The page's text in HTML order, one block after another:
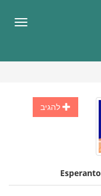
להגיב
Esperanto